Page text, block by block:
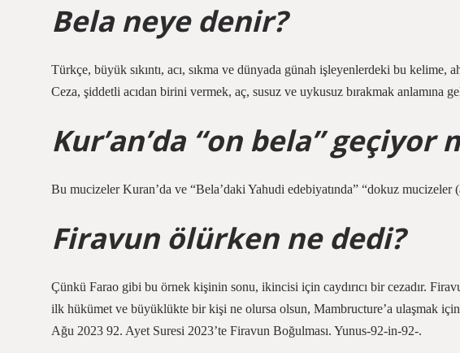
Bela neye denir?
Türkçe, büyük sıkıntı, acı, sıkma ve dünyada günah işleyenlerdeki bu
Ceza, şiddetli acıdan birini vermek, aç, susuz ve uykusuz bırakmak anlamına
Kur’an’da “on bela” geçiyor
Bu mucizeler Kuran’da ve “Bela’daki Yahudi edebiyatında” “dokuz
Firavun ölürken ne dedi?
Çünkü Farao gibi bu örnek kişinin sonu, ikincisi için caydırıcı bir cezadır.
ilk hükümet ve büyüklükte bir kişi ne olursa olsun, Mambructure’a ulaşmak
Ağu 2023 92. Ayet Suresi 2023’te Firavun Boğulması. Yunus-92-in-92-.